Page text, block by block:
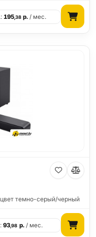
195,38 р. / мес.
цвет темно-серый/черный
93,98 р./ мес.